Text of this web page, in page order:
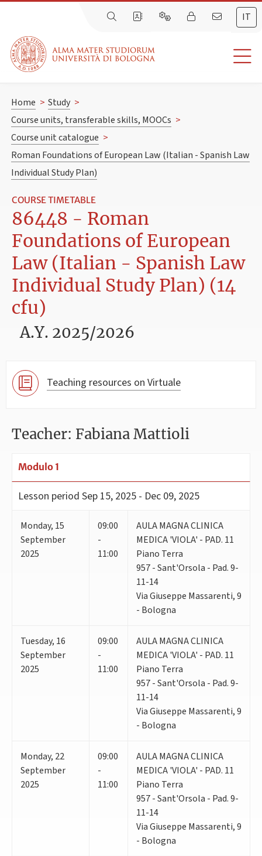
IT
Home > Study >
Course units, transferable skills, MOOCs >
Course unit catalogue >
Roman Foundations of European Law (Italian - Spanish Law
Individual Study Plan)
COURSE TIMETABLE
86448 - Roman
Foundations of European
Law (Italian - Spanish Law
Individual Study Plan) (14
cfu)
A.Y. 2025/2026
Teaching resources on Virtuale
Teacher: Fabiana Mattioli
Modulo 1
Lesson period Sep 15, 2025 - Dec 09, 2025
Monday, 15
September
2025
09:00
-
11:00
AULA MAGNA CLINICA
MEDICA 'VIOLA' - PAD. 11
Piano Terra
957 - Sant'Orsola - Pad. 9-
11-14
Via Giuseppe Massarenti, 9
- Bologna
Tuesday, 16
September
2025
09:00
-
11:00
AULA MAGNA CLINICA
MEDICA 'VIOLA' - PAD. 11
Piano Terra
957 - Sant'Orsola - Pad. 9-
11-14
Via Giuseppe Massarenti, 9
- Bologna
Monday, 22
September
2025
09:00
-
11:00
AULA MAGNA CLINICA
MEDICA 'VIOLA' - PAD. 11
Piano Terra
957 - Sant'Orsola - Pad. 9-
11-14
Via Giuseppe Massarenti, 9
- Bologna